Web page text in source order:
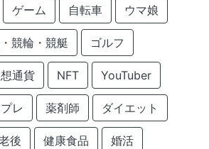
ゲーム 自転車 ウマ娘
競輪・競艇 ゴルフ
通貨 NFT YouTuber
レ 薬剤師 ダイエット
後 健康食品 婚活